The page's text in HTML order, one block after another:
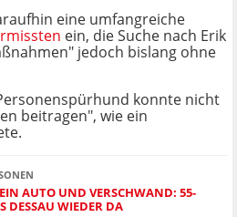
eine umfangreiche
ein, die Suche nach Erik
jedoch bislang ohne
konnte nicht
beitragen", wie ein
AUTO UND VERSCHWAND: 55-
DESSAU WIEDER DA